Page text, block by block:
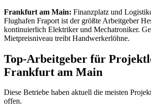
Frankfurt am Main: Finanzplatz und
Flughafen Fraport ist der größte Arbeitgeber
kontinuierlich Elektriker und Mechatroniker.
Mietpreisniveau treibt Handwerkerlöhne.
Top-Arbeitgeber für
Frankfurt am Main
Diese Betriebe haben aktuell die meisten
offen.